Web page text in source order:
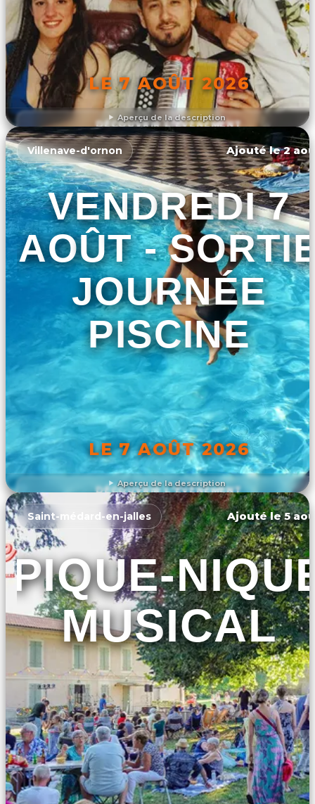
Aperçu de la description
LE 7 AOÛT 2026
DÉCOUVRIR L'ÉVÉNEMENT
Aperçu de la description
Villenave-d'ornon Ajouté le 2
VENDREDI 7
AOÛT -
JOURNÉE
PISCINE
LE 7 AOÛT 2026
DÉCOUVRIR L'ÉVÉNEMENT
Saint-médard-en-jalles Ajouté le 5
PIQUE-
MUSICAL